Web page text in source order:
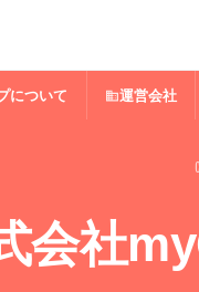
について 運営会社
会社